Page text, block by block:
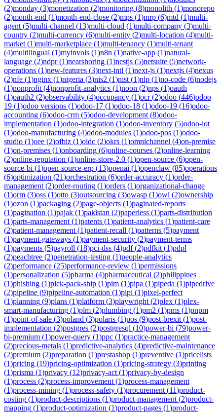
(2)monday (3)monetization (2)monitoring (8)monolith (1)monorepo
(2)month-end (1)month-end-close (2)mps (1)mrp (6)mtd (1)multi-
agent (5)multi-channel (13)multi-cloud (1)multi-company (3)multi-
country (2)multi-currency (6)multi-entity (2)multi-location (4)multi-
market (1)multi-marketplace (1)multi-tenancy (1)multi-tenant
(4)multilingual (1)myinvois (1)n8n (1)native-app (1)natural-
language (2)ndpr(1)nearshoring (1)nestjs (5)netsuite (5)network-
operations (1)new-features (3)next-intl (1)next-js (1)nextjs (4)nexus
(2)nfe (1)nginx (1)nigeria (3)nis2 (1)nist (1)nlp (1)no-code (6)nodejs
(1)nonprofit (4)nonprofit-analytics (1)noon (2)nps (1)oauth
(1)oauth2 (2)observability (4)occupancy (1)ocr(2)odoo (446)odoo
19 (1)odoo versions (1)odoo-17 (1)odoo-18 (1)odoo-19 (16)odoo-
accounting (6)odoo-crm (5)odoo-development (8)odoo-
implementation (1)odoo-integration (1)odoo-inventory (5)odoo-iot
(1)odoo-manufacturing (4)odoo-modules (1)odoo-pos (1)odoo-
studio (1)oee (2)ofbiz (1)oidc (2)okrs (1)omnichannel (4)on-premise
(1)on-premises (1)onboarding (6)online-courses (2)online-learning
(2)online-reputation (1)online-store-2.0 (1)open-source (6)open-
source-bi (1)open-source-erp (13)openai (1)openclaw (85)operations
(6)optimization (21)orchestration (6)order-accuracy (1)order-
management (2)order-routing (1)orders (1)organizational-change
(1)orm (3)oss (1)otto (3)outsourcing (3)owasp (1)owl (2)ownership
(1)ozon (1)packaging (2)page-objects (1)paginated-reports
(1)pagination (1)pajak (1)pakistan (2)paperless (1)parts-distribution
(1)parts-management (1)patents (1)patient-analytics (1)patient-care
(2)patient-management (1)patient-recall (1)patterns (5)payment
(1)payment-gateways (1)payment-security (2)payment-terms
(1)payments (5)payroll (18)pci-dss (4)pdf(2)pdfkit (1)pdpl
(2)peachtree (2)penetration-testing (1)people-analytics
(2)performance (25)performance-review (1)permissions
(1)personalization (5)pharma (4)pharmaceutical (2)philippines
(1)phishing (1)pick-pack-ship (1)pim (1)pipa (1)pipeda (1)pipedrive
(2)pipeline (9)pipeline-automation (1)pipl (1)pixel-perfect
(1)planning (9)plans (1)platform (3)playwright (2)plex (1)plex-
smart-manufacturing (1)plm (2)plumbing (1)pm2 (1)pms (1)pnpm
(1)point-of-sale (3)poland (3)polaris (1)pos (9)post-brexit (1)post-
implementation (2)postgres (2)postgresql (10)power-bi (79)power-
bi-premium (1)power-query (1)ppc (1)practice-management
(2)precious-metals (1)predictive-analytics (4)predictive-maintenance
(2)premium (2)preparation (1)prestashop (1)preventive (1)pricelists
(1)pricing (19)pricing-optimization (1)pricing-strategy (3)printing
(1)prisma (1)privacy (12)privacy-act (1)privacy-by-design
(1)process (2)process-improvement (1)process-management
(1)process-mining (1)process-safety (1)procurement (11)product-
costing (1)product-descriptions (1)product-management (2)product-
mapping (1)product-optimization (1)product-pages (1)product-